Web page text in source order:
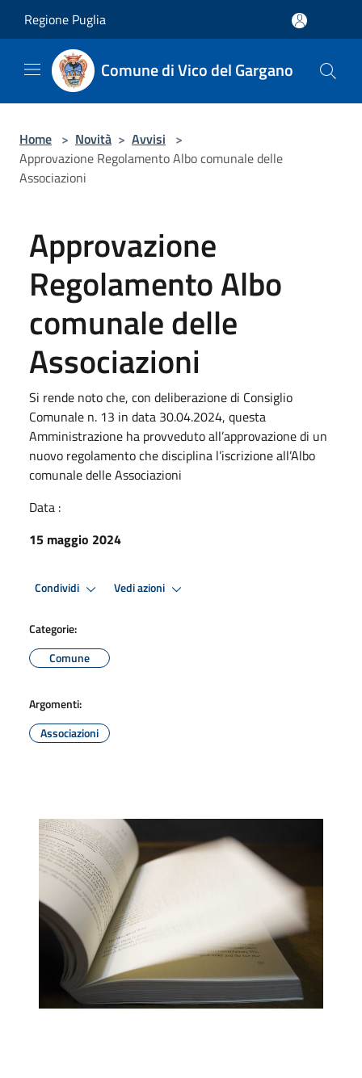
Regione Puglia
Comune di Vico del Gargano
Home > Novità > Avvisi >
Approvazione Regolamento Albo comunale delle
Associazioni
Approvazione
Regolamento Albo
comunale delle
Associazioni
Si rende noto che, con deliberazione di Consiglio
Comunale n. 13 in data 30.04.2024, questa
Amministrazione ha provveduto all’approvazione di un
nuovo regolamento che disciplina l’iscrizione all’Albo
comunale delle Associazioni
Data :
15 maggio 2024
Condividi Vedi azioni
Categorie:
Comune
Argomenti:
Associazioni